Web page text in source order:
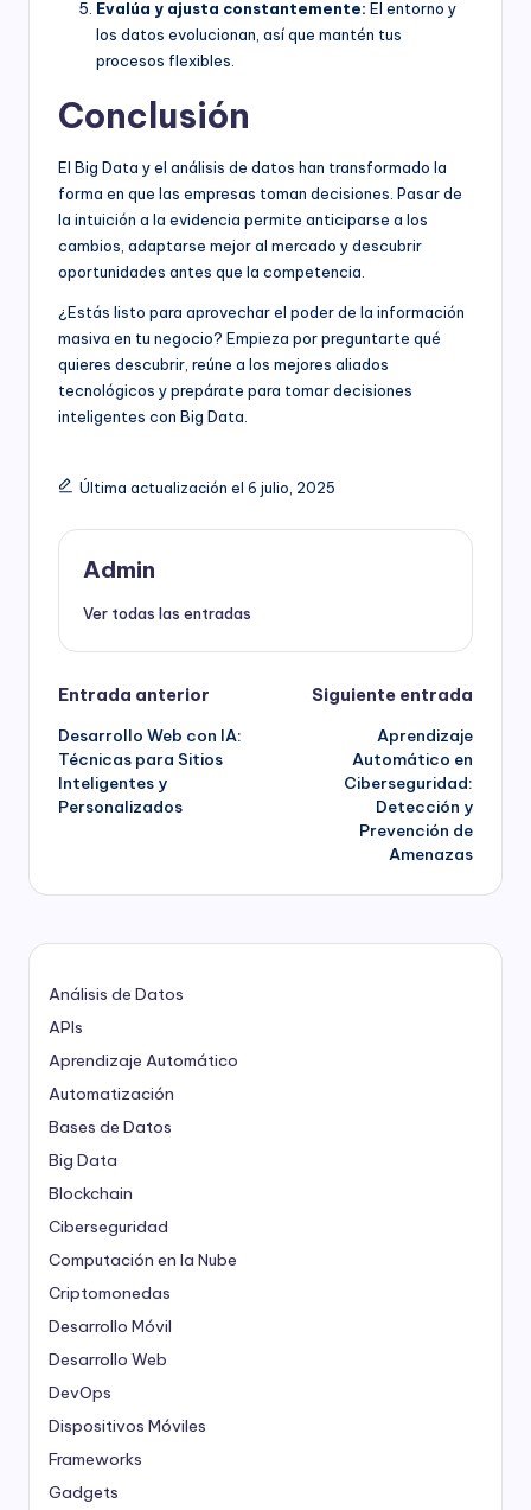
Evalúa y ajusta constantemente: El entorno y
los datos evolucionan, así que mantén tus
procesos flexibles.
Conclusión
El Big Data y el análisis de datos han transformado la
forma en que las empresas toman decisiones. Pasar de
la intuición a la evidencia permite anticiparse a los
cambios, adaptarse mejor al mercado y descubrir
oportunidades antes que la competencia.
¿Estás listo para aprovechar el poder de la información
masiva en tu negocio? Empieza por preguntarte qué
quieres descubrir, reúne a los mejores aliados
tecnológicos y prepárate para tomar decisiones
inteligentes con Big Data.
Última actualización el 6 julio, 2025
Admin
Ver todas las entradas
Navegación
de
entradas
Entrada anterior
Desarrollo Web con IA:
Técnicas para Sitios
Inteligentes y
Personalizados
Siguiente entrada
Aprendizaje
Automático en
Ciberseguridad:
Detección y
Prevención de
Amenazas
Análisis de Datos
APIs
Aprendizaje Automático
Automatización
Bases de Datos
Big Data
Blockchain
Ciberseguridad
Computación en la Nube
Criptomonedas
Desarrollo Móvil
Desarrollo Web
DevOps
Dispositivos Móviles
Frameworks
Gadgets